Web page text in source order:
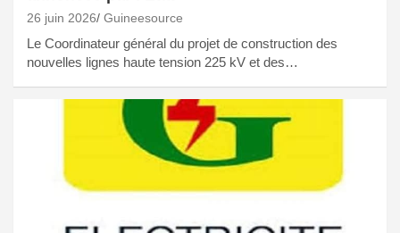
26 juin 2026 Guineesource
Le Coordinateur général du projet de construction des
nouvelles lignes haute tension 225 kV et des…